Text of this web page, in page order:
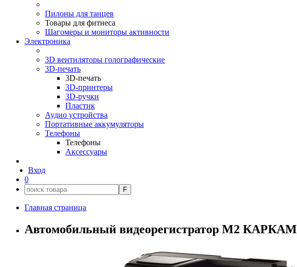
Пилоны для танцев
Товары для фитнеса
Шагомеры и мониторы активности
Электроника
3D вентиляторы голографические
3D-печать
3D-печать
3D-принтеры
3D-ручки
Пластик
Аудио устройства
Портативные аккумуляторы
Телефоны
Телефоны
Аксессуары
Вход
0
F
Главная страница
Автомобильный видеорегистратор M2 КАРКАМ